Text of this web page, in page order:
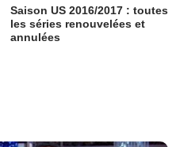
Saison US 2016/2017 : toutes
les séries renouvelées et
annulées